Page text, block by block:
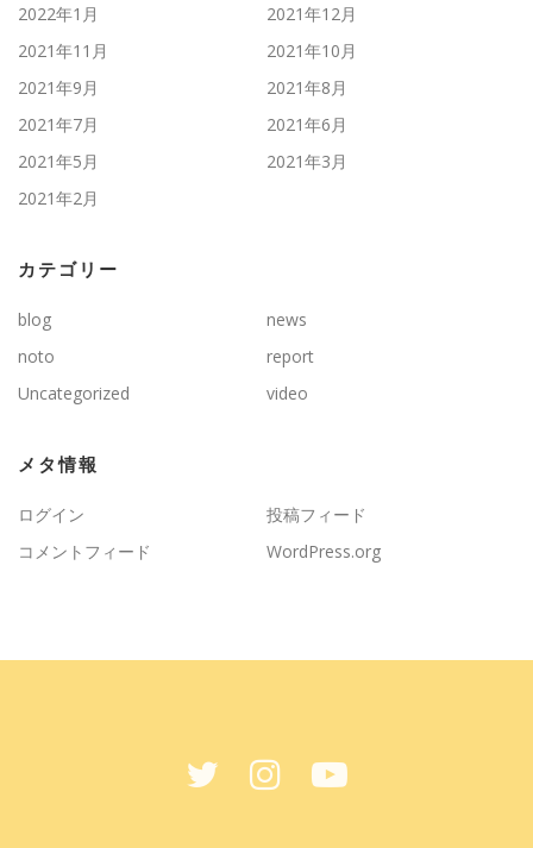
2022年1月
2021年12月
2021年11月
2021年10月
2021年9月
2021年8月
2021年7月
2021年6月
2021年5月
2021年3月
2021年2月
カテゴリー
blog
news
noto
report
Uncategorized
video
メタ情報
ログイン
投稿フィード
コメントフィード
WordPress.org